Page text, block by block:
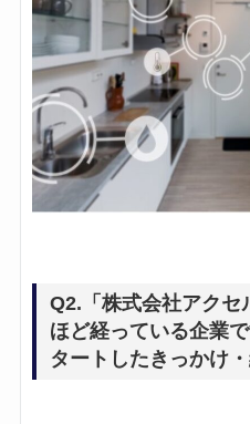
Q2.「株式会社アクセ
ほど経っている企業
タートしたきっかけ